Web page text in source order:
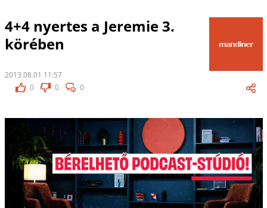
4+4 nyertes a Jeremie 3.
körében
2013.08.01 11:57
0
0 0